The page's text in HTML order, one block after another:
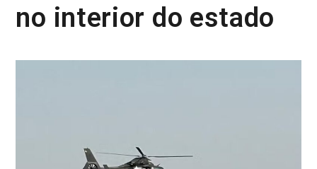
no interior do estado